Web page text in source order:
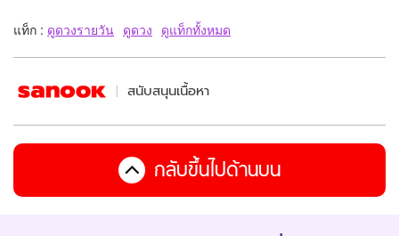
แท็ก : ดูดวงรายวัน ดูดวง ดูแท็กทั้งหมด
สนับสนุนเนื้อหา
กลับขึ้นไปด้านบน